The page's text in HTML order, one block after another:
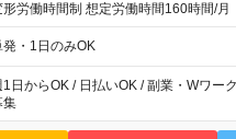
労働時間制 想定労働時間160時間/月 【シフト例】 ・8：00
21：00
発・1日のみOK
1日からOK / 日払いOK / 副業・Wワー
集